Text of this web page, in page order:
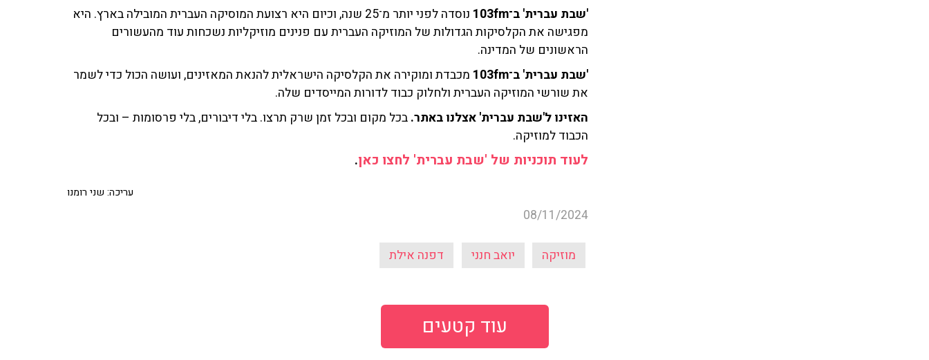
'שבת עברית' ב־103fm
נוסדה לפני יותר מ־25 שנה, וכיום היא רצועת המוסיקה העברית המובילה בארץ. היא
מפגישה את הקלסיקות הגדולות של המוזיקה העברית עם פנינים מוזיקליות נשכחות עוד מהעשורים
הראשונים של המדינה.
'שבת עברית' ב־103fm
מכבדת ומוקירה את הקלסיקה הישראלית להנאת המאזינים, ועושה הכול כדי לשמר
את שורשי המוזיקה העברית ולחלוק כבוד לדורות המייסדים שלה.
האזינו ל'שבת עברית' אצלנו באתר. בכל מקום ובכל זמן שרק תרצו. בלי דיבורים, בלי פרסומות – ובכל
הכבוד למוזיקה.
לעוד תוכניות של 'שבת עברית' לחצו כאן.
עריכה: שני רומנו
08/11/2024
מוזיקה יואב חנני דפנה אילת
עוד קטעים